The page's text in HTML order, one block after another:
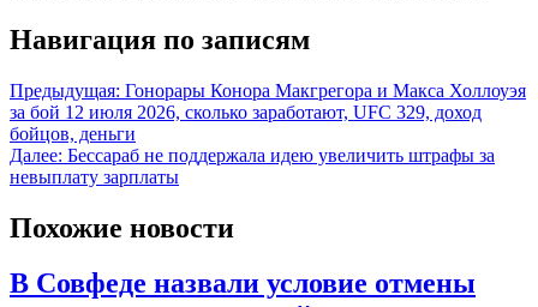
Навигация по записям
Предыдущая: Гонорары Конора Макгрегора и Макса Холлоуэя
за бой 12 июля 2026, сколько заработают, UFC 329, доход
бойцов, деньги
Далее: Бессараб не поддержала идею увеличить штрафы за
невыплату зарплаты
Похожие новости
В Совфеде назвали условие отмены